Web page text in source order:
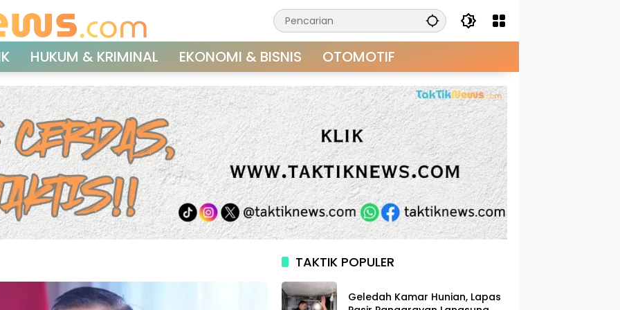
HUKUM & KRIMINAL EKONOMI & BISNIS OTOMOTIF
TAKTIK POPULER
Geledah Kamar Hunian, Lapas